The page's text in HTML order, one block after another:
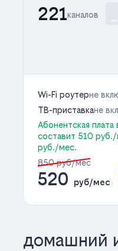
221каналов
Wi-Fi роутерне
ТВ-приставкане
Абонентская
составит 510
руб./мес.
850 руб/мес
520 руб/мес
домашний